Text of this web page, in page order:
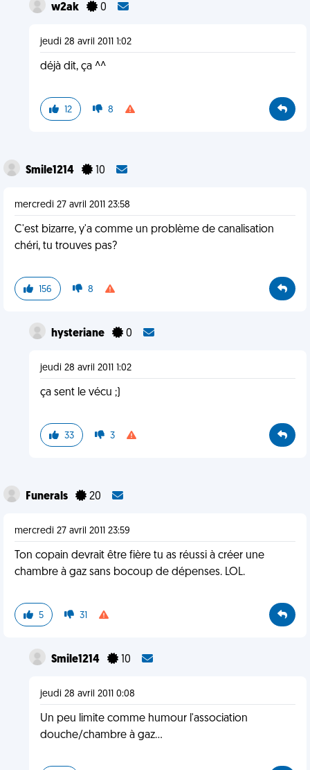
w2ak 0
jeudi 28 avril 2011 1:02
déjà dit, ça ^^
12 8
Smile1214 10
mercredi 27 avril 2011 23:58
C'est bizarre, y'a comme un problème de canalisation
chéri, tu trouves pas?
156 8
hysteriane 0
jeudi 28 avril 2011 1:02
ça sent le vécu ;)
33 3
Funerals 20
mercredi 27 avril 2011 23:59
Ton copain devrait être fière tu as réussi à créer une
chambre à gaz sans bocoup de dépenses. LOL.
5 31
Smile1214 10
jeudi 28 avril 2011 0:08
Un peu limite comme humour l'association
douche/chambre à gaz...